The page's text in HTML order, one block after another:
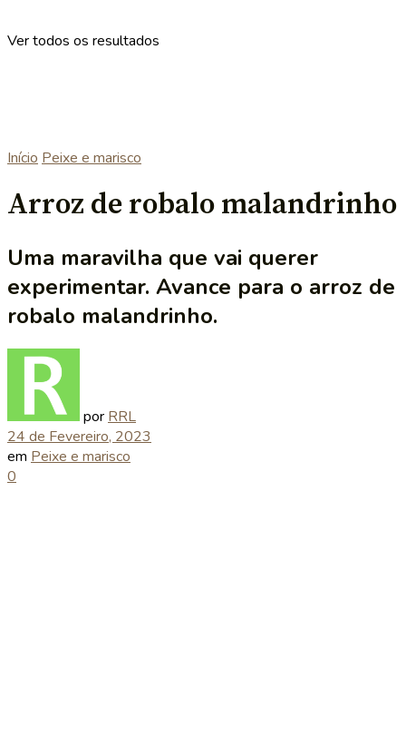
Ver todos os resultados
Início Peixe e marisco
Arroz de robalo malandrinho
Uma maravilha que vai querer
experimentar. Avance para o arroz de
robalo malandrinho.
por RRL
24 de Fevereiro, 2023
em Peixe e marisco
0